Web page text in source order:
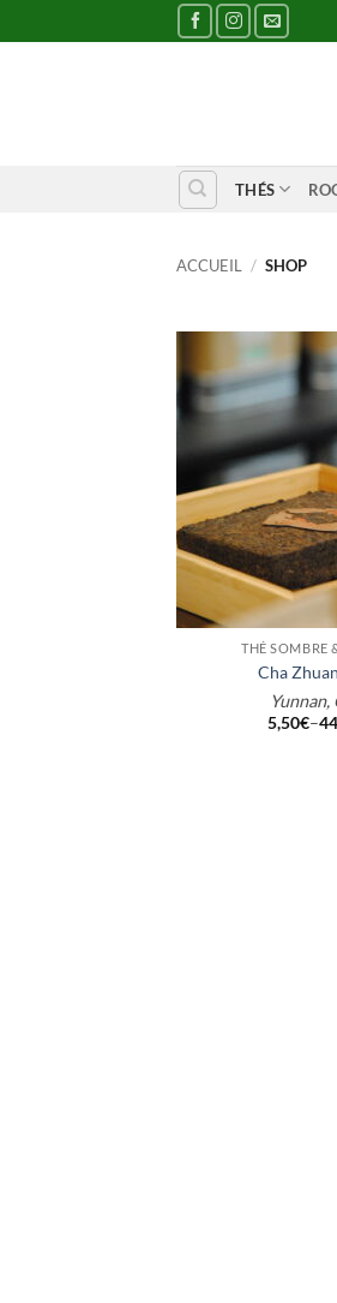
au
THÉS
ACCUEIL / SHOP
THÉ SOMBRE
Cha
Yunnan,
5,50€–